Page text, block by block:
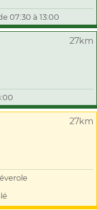
07:30 à 13:00
27km
27km